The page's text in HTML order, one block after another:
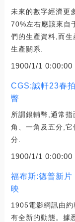
未來的數字經濟更
70%左右應該來自
們的生產資料,而
生產關系.
1900/1/1 0:00:00
CGS:誠軒23春
瞥
所謂銀輔幣,通常
角、一角及五分,
分.
1900/1/1 0:00:00
福布斯:德普新
映
1905電影網訊由約
有全新的動態。據